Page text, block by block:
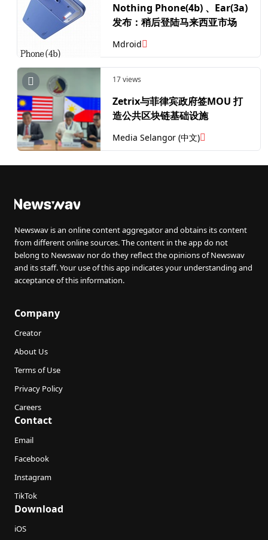
Nothing Phone(4b) 、Ear(3a)
发布：稍后登陆马来西亚市场
Mdroid
17 views
Zetrix与菲律宾政府签MOU 打
造公共区块链基础设施
Media Selangor (中文)
Newswav is an online content aggregator and obtains its content
from different online sources. The content in the app do not
belong to Newswav nor do they reflect the opinions of Newswav
and its staff. Your use of this app indicates your understanding and
acceptance of this information.
Company
Creator
About Us
Terms of Use
Privacy Policy
Careers
Contact
Email
Facebook
Instagram
TikTok
Download
iOS